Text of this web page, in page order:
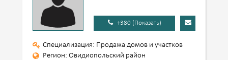
+380 (Показать)
Специализация: Продажа домов и участков
Регион: Овидиопольский район